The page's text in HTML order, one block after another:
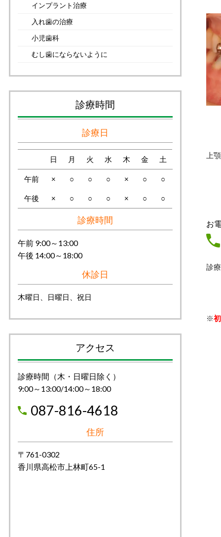
上
お
診
※
インプラント治療
入れ歯の治療
小児歯科
むし歯にならないように
診療時間
診療日
日 月 火 水 木 金 土
午前 × ○ ○ ○ × ○ ○
午後 × ○ ○ ○ × ○ ○
診療時間
午前 9:00～13:00
午後 14:00～18:00
休診日
木曜日、日曜日、祝日
アクセス
診療時間（木・日曜日除く）
9:00～13:00/14:00～18:00
087-816-4618
住所
〒761-0302
香川県高松市上林町65-1